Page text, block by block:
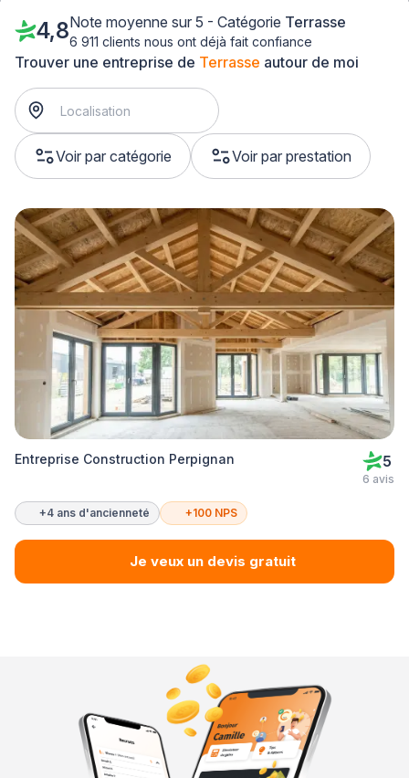
Trouver une entreprise de Terrasse autour de moi
Voir par catégorie Voir par prestation
4,8Note moyenne sur 5 - Catégorie Terrasse
6 911 clients nous ont déjà fait confiance
Entreprise Construction Perpignan 5
6 avis
+4 ans d'ancienneté +100 NPS
Je veux un devis gratuit